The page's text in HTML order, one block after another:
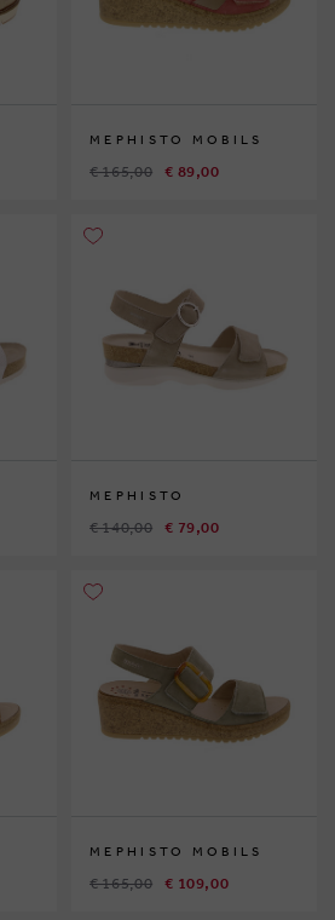
MEPHISTO MOBILS
€ 165,00 € 89,00
MEPHISTO
€ 140,00 € 79,00
MEPHISTO MOBILS
€ 165,00 € 109,00